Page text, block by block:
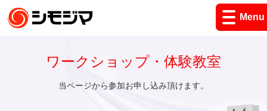
Menu
ワークショップ・体験教室
当ページから参加お申し込み頂けます。